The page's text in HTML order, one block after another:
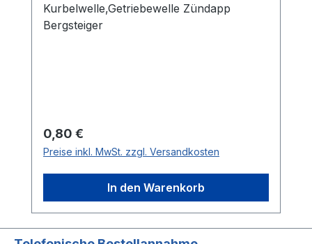
Kurbelwelle,Getriebewelle Zündapp
Bergsteiger
Regulärer Preis:
0,80 €
Preise inkl. MwSt. zzgl. Versandkosten
In den Warenkorb